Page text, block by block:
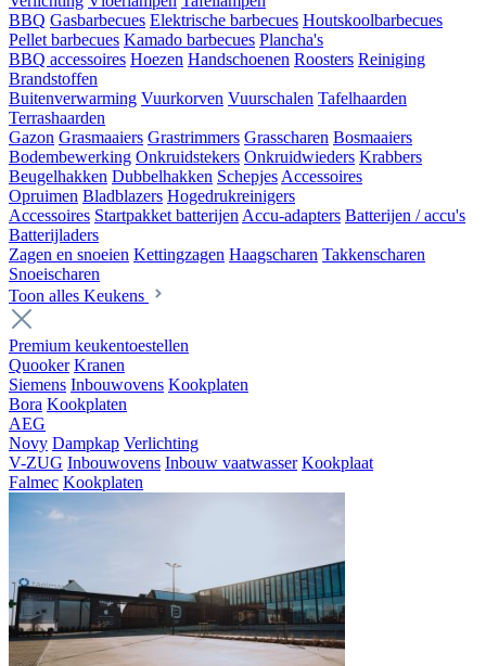
BBQ Gasbarbecues Elektrische barbecues Houtskoolbarbecues
Pellet barbecues Kamado barbecues Plancha's
BBQ accessoires Hoezen Handschoenen Roosters Reiniging
Brandstoffen
Buitenverwarming Vuurkorven Vuurschalen Tafelhaarden
Terrashaarden
Gazon Grasmaaiers Grastrimmers Grasscharen Bosmaaiers
Bodembewerking Onkruidstekers Onkruidwieders Krabbers
Beugelhakken Dubbelhakken Schepjes Accessoires
Opruimen Bladblazers Hogedrukreinigers
Accessoires Startpakket batterijen Accu-adapters Batterijen / accu's
Batterijladers
Zagen en snoeien Kettingzagen Haagscharen Takkenscharen
Snoeischaren
Toon alles Keukens
Premium keukentoestellen
Quooker Kranen
Siemens Inbouwovens Kookplaten
Bora Kookplaten
AEG
Novy Dampkap Verlichting
V-ZUG Inbouwovens Inbouw vaatwasser Kookplaat
Falmec Kookplaten